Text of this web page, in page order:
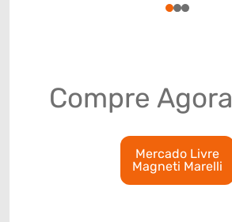
123
Compre Agora
Mercado Livre
Magneti Marelli